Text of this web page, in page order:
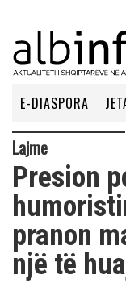
E-DIASPORA
Lajme
Presion
pranon
një të